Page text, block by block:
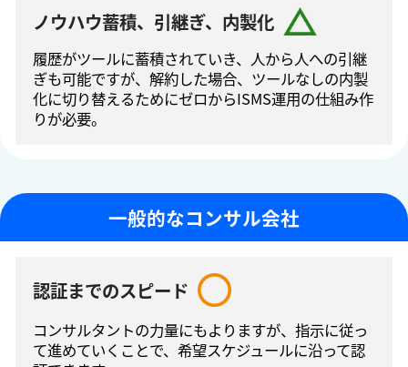
ノウハウ蓄積、引継ぎ、内製化
履歴がツールに蓄積されていき、人から人への引継
ぎも可能ですが、解約した場合、ツールなしの内製
化に切り替えるためにゼロからISMS運⽤の仕組み作
りが必要。
一般的なコンサル会社
認証までのスピード
コンサルタントの⼒量にもよりますが、指⽰に従っ
て進めていくことで、希望スケジュールに沿って認